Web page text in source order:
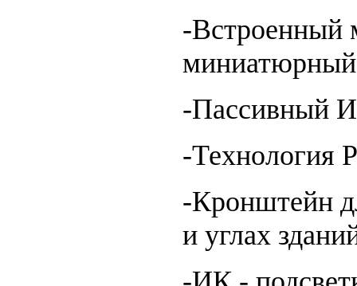
-Встроенный
миниатюрный
-Пассивный
-Технология
-Кронштейн
и углах